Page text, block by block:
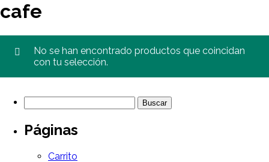
cafe
No se han encontrado productos que coincidan
con tu selección.
Páginas
Carrito